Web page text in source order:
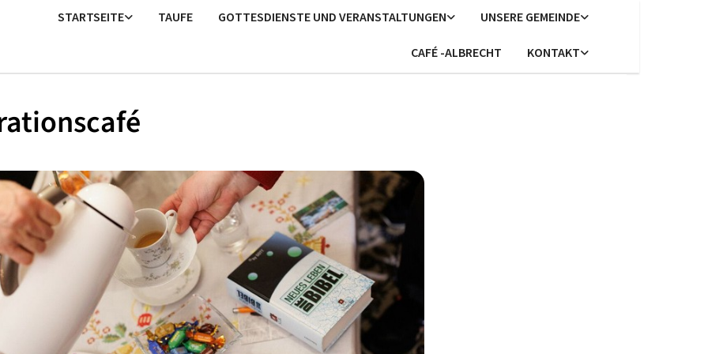
STARTSEITE TAUFE GOTTESDIENSTE UND VERANSTALTUNGEN UNSERE GEMEINDE
CAFÉ -ALBRECHT KONTAKT